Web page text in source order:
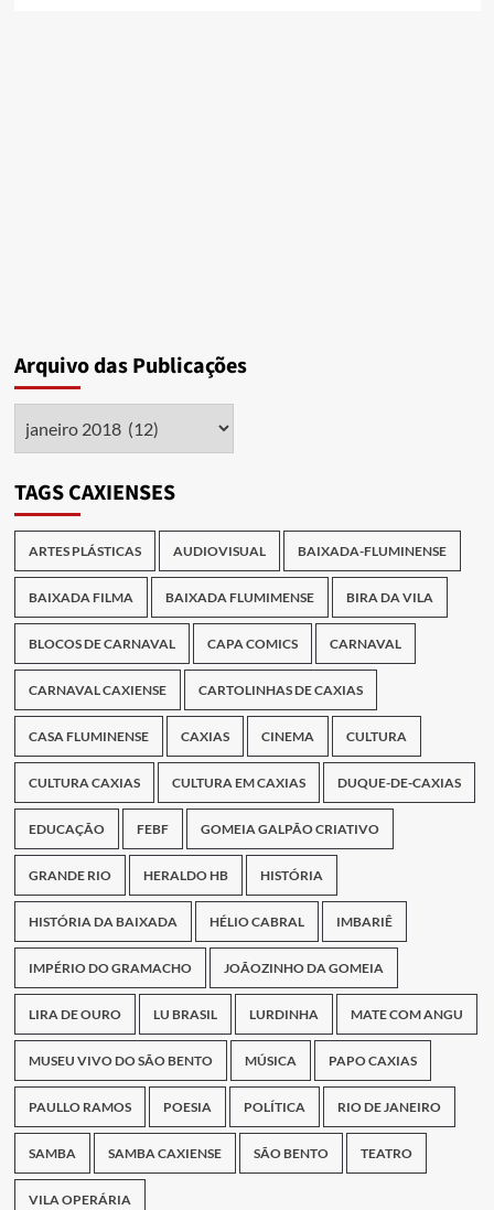
Arquivo das Publicações
das
TAGS CAXIENSES
ARTES PLÁSTICAS AUDIOVISUAL BAIXADA-FLUMINENSE
BAIXADA FILMA BAIXADA FLUMIMENSE BIRA DA VILA
BLOCOS DE CARNAVAL CAPA COMICS CARNAVAL
CARNAVAL CAXIENSE CARTOLINHAS DE CAXIAS
CASA FLUMINENSE CAXIAS CINEMA CULTURA
CULTURA CAXIAS CULTURA EM CAXIAS DUQUE-DE-CAXIAS
EDUCAÇÃO FEBF GOMEIA GALPÃO CRIATIVO
GRANDE RIO HERALDO HB HISTÓRIA
HISTÓRIA DA BAIXADA HÉLIO CABRAL IMBARIÊ
IMPÉRIO DO GRAMACHO JOÃOZINHO DA GOMEIA
LIRA DE OURO LU BRASIL LURDINHA MATE COM ANGU
MUSEU VIVO DO SÃO BENTO MÚSICA PAPO CAXIAS
PAULLO RAMOS POESIA POLÍTICA RIO DE JANEIRO
SAMBA SAMBA CAXIENSE SÃO BENTO TEATRO
VILA OPERÁRIA